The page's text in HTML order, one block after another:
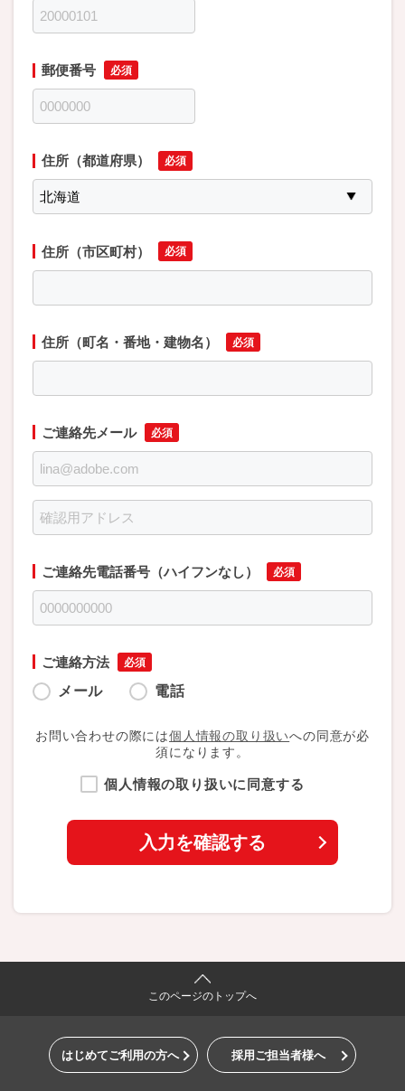
郵便番号
住所（都道府県）
住所（市区町村）
住所（町名・番地・建物名）
ご連絡先メール
ご連絡先電話番号（ハイフンなし）
ご連絡方法
メール
電話
お問い合わせの際には個人情報の取り扱いへの同意が必
須になります。
個人情報の取り扱いに同意する
このページのトップへ
はじめてご利用の方へ 採用ご担当者様へ